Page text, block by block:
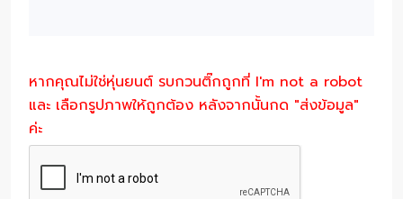
หากคุณไม่ใช่หุ่นยนต์ รบกวนติ๊กถูกที่ I'm not a robot
และ เลือกรูปภาพให้ถูกต้อง หลังจากนั้นกด "ส่งข้อมูล"
ค่ะ